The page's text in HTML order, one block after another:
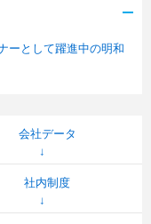
ーとして躍進中の明和
会社データ
社内制度